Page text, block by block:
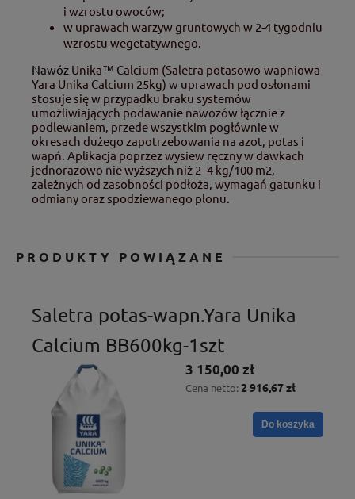
i wzrostu owoców;
w uprawach warzyw gruntowych w 2-4 tygodniu
wzrostu wegetatywnego.
Nawóz Unika™ Calcium (Saletra potasowo-wapniowa
Yara Unika Calcium 25kg) w uprawach pod osłonami
stosuje się w przypadku braku systemów
umożliwiających podawanie nawozów łącznie z
podlewaniem, przede wszystkim pogłównie w
okresach dużego zapotrzebowania na azot, potas i
wapń. Aplikacja poprzez wysiew ręczny w dawkach
jednorazowo nie wyższych niż 2–4 kg/100 m2,
zależnych od zasobności podłoża, wymagań gatunku i
odmiany oraz spodziewanego plonu.
PRODUKTY POWIĄZANE
Saletra potas-wapn.Yara Unika
Calcium BB600kg-1szt
3 150,00 zł
Cena netto: 2 916,67 zł
Do koszyka